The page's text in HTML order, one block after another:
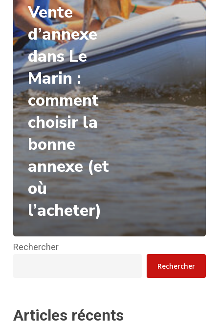
Vente
d’annexe
dans Le
Marin :
comment
choisir la
bonne
annexe (et
où
l’acheter)
Rechercher
Rechercher
Articles récents